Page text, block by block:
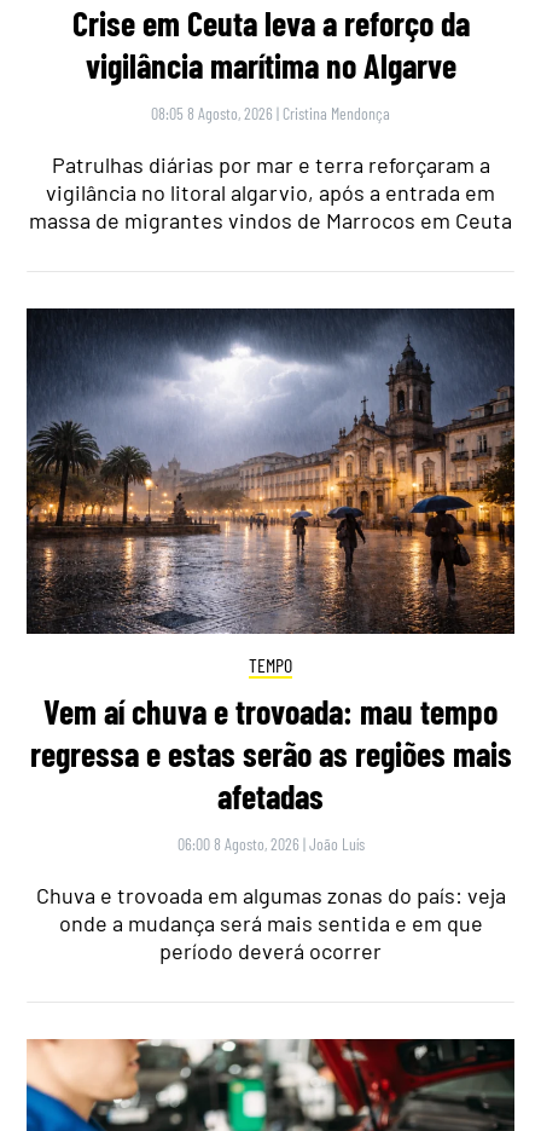
Crise em Ceuta leva a reforço da
vigilância marítima no Algarve
08:05 8 Agosto, 2026 | Cristina Mendonça
Patrulhas diárias por mar e terra reforçaram a
vigilância no litoral algarvio, após a entrada em
massa de migrantes vindos de Marrocos em Ceuta
TEMPO
Vem aí chuva e trovoada: mau tempo
regressa e estas serão as regiões mais
afetadas
06:00 8 Agosto, 2026 |João Luís
Chuva e trovoada em algumas zonas do país: veja
onde a mudança será mais sentida e em que
período deverá ocorrer